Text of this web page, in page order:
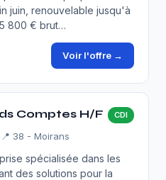
juin, renouvelable jusqu'à
800 € brut…
Voir l'offre →
Comptes H/F CDI
📍 38 - Moirans
spécialisée dans les
des solutions pour la